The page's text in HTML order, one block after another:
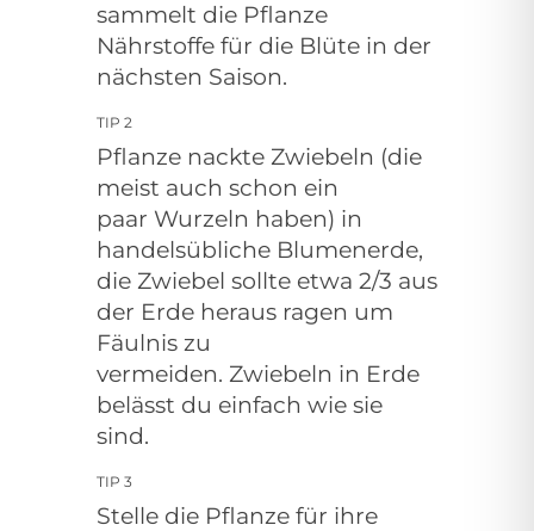
sammelt die Pflanze
Nährstoffe für die Blüte in der
nächsten Saison.
TIP 2
Pflanze nackte Zwiebeln (die
meist auch schon ein
paar Wurzeln haben) in
handelsübliche Blumenerde,
die Zwiebel sollte etwa 2/3 aus
der Erde heraus ragen um
Fäulnis zu
vermeiden. Zwiebeln in Erde
belässt du einfach wie sie
sind.
TIP 3
Stelle die Pflanze für ihre